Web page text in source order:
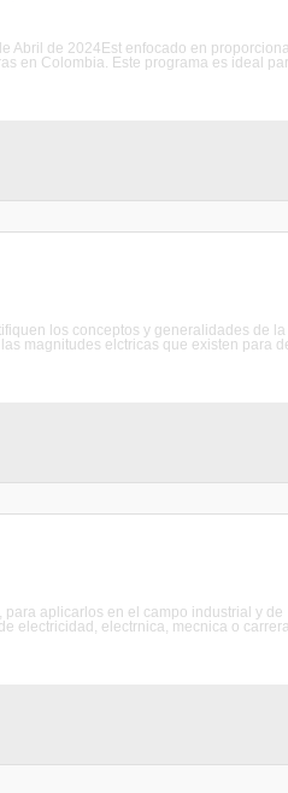
Abril de 2024Est enfocado en
en Colombia. Este programa es ideal
los conceptos y generalidades de la
magnitudes elctricas que existen para
aplicarlos en el campo industrial y de
electricidad, electrnica, mecnica o